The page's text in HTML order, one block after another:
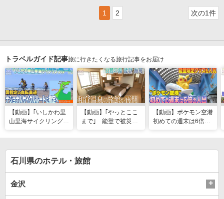
1 2 次の1件
トラベルガイド記事旅に行きたくなる旅行記事をお届け
【動画】｢いしかわ里
山里海サイクリングル
ルルート”に指定へ
【動画】｢やっとここ
まで｣ 能登で被災の
の日に従業員は…
【動画】ポケモン空港
初めての週末は6倍の
石川県のホテル・旅館
金沢